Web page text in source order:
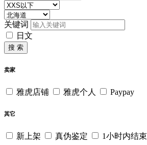
关键词
日文
搜 索
卖家
雅虎店铺 雅虎个人 Paypay
其它
新上架 真伪鉴定 1小时内结束